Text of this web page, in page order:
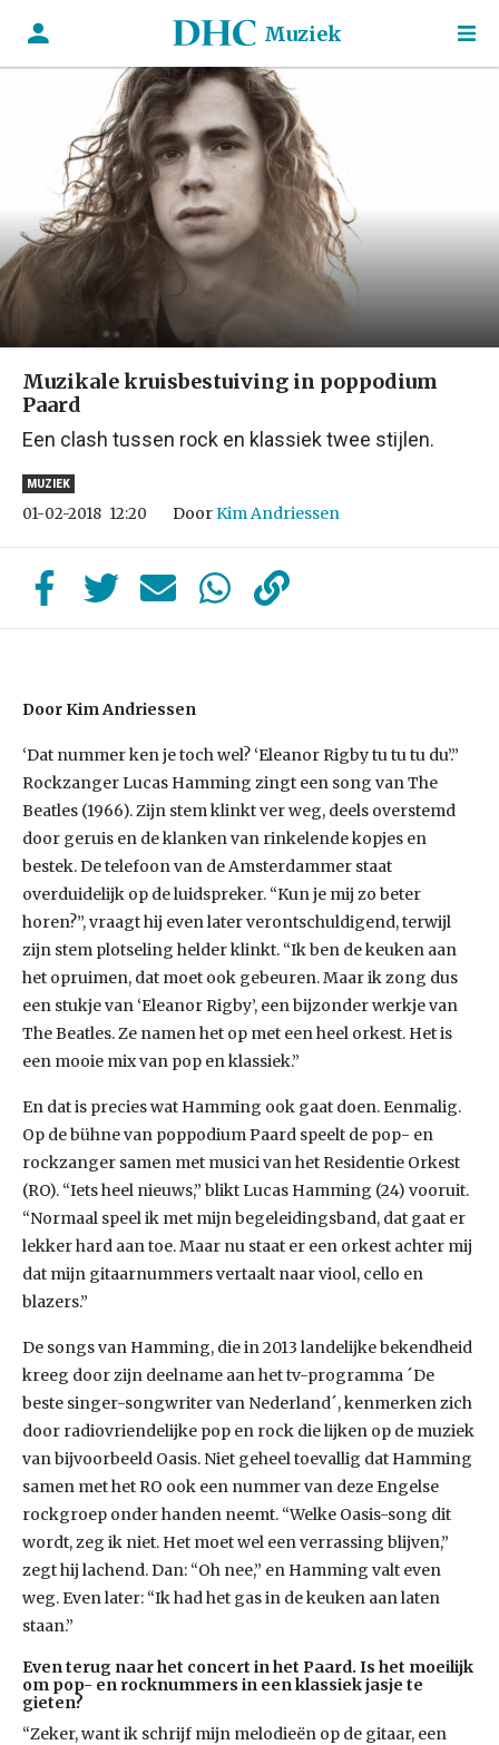
Muziek
Muzikale kruisbestuiving in poppodium
Paard
Een clash tussen rock en klassiek twee stijlen.
MUZIEK
01-02-2018 12:20 DoorKim Andriessen
Door Kim Andriessen
‘Dat nummer ken je toch wel? ‘Eleanor Rigby tu tu tu du’.”
Rockzanger Lucas Hamming zingt een song van The
Beatles (1966). Zijn stem klinkt ver weg, deels overstemd
door geruis en de klanken van rinkelende kopjes en
bestek. De telefoon van de Amsterdammer staat
overduidelijk op de luidspreker. “Kun je mij zo beter
horen?”, vraagt hij even later verontschuldigend, terwijl
zijn stem plotseling helder klinkt. “Ik ben de keuken aan
het opruimen, dat moet ook gebeuren. Maar ik zong dus
een stukje van ‘Eleanor Rigby’, een bijzonder werkje van
The Beatles. Ze namen het op met een heel orkest. Het is
een mooie mix van pop en klassiek.”
En dat is precies wat Hamming ook gaat doen. Eenmalig.
Op de bühne van poppodium Paard speelt de pop- en
rockzanger samen met musici van het Residentie Orkest
(RO). “Iets heel nieuws,” blikt Lucas Hamming (24) vooruit.
“Normaal speel ik met mijn begeleidingsband, dat gaat er
lekker hard aan toe. Maar nu staat er een orkest achter mij
dat mijn gitaarnummers vertaalt naar viool, cello en
blazers.”
De songs van Hamming, die in 2013 landelijke bekendheid
kreeg door zijn deelname aan het tv-programma ´De
beste singer-songwriter van Nederland´, kenmerken zich
door radiovriendelijke pop en rock die lijken op de muziek
van bijvoorbeeld Oasis. Niet geheel toevallig dat Hamming
samen met het RO ook een nummer van deze Engelse
rockgroep onder handen neemt. “Welke Oasis-song dit
wordt, zeg ik niet. Het moet wel een verrassing blijven,”
zegt hij lachend. Dan: “Oh nee,” en Hamming valt even
weg. Even later: “Ik had het gas in de keuken aan laten
staan.”
Even terug naar het concert in het Paard. Is het moeilijk
om pop- en rocknummers in een klassiek jasje te
gieten?
“Zeker, want ik schrijf mijn melodieën op de gitaar, een